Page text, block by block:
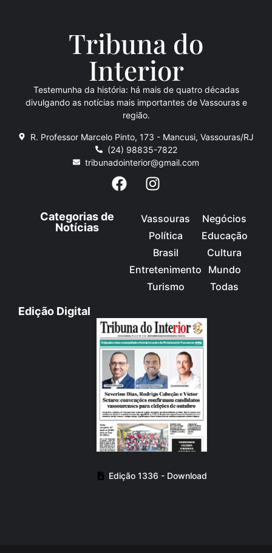
Tribuna do
Interior
Testemunha da história: há mais de quatro décadas
divulgando as notícias mais importantes de Vassouras e
região.
R. Professor Marcelo Pinto, 173 - Mancusi, Vassouras/RJ
(24) 98835-7822
tribunadointerior@gmail.com
Categorias de
Notícias
Vassouras
Política
Brasil
Entretenimento
Turismo
Negócios
Educação
Cultura
Mundo
Todas
Edição Digital
Edição 1336 - Download